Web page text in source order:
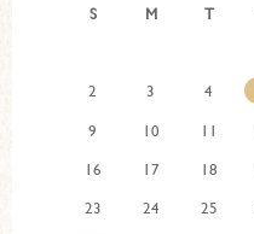
S M T
2
3 4
9
10 11
16
17 18
23
24 25